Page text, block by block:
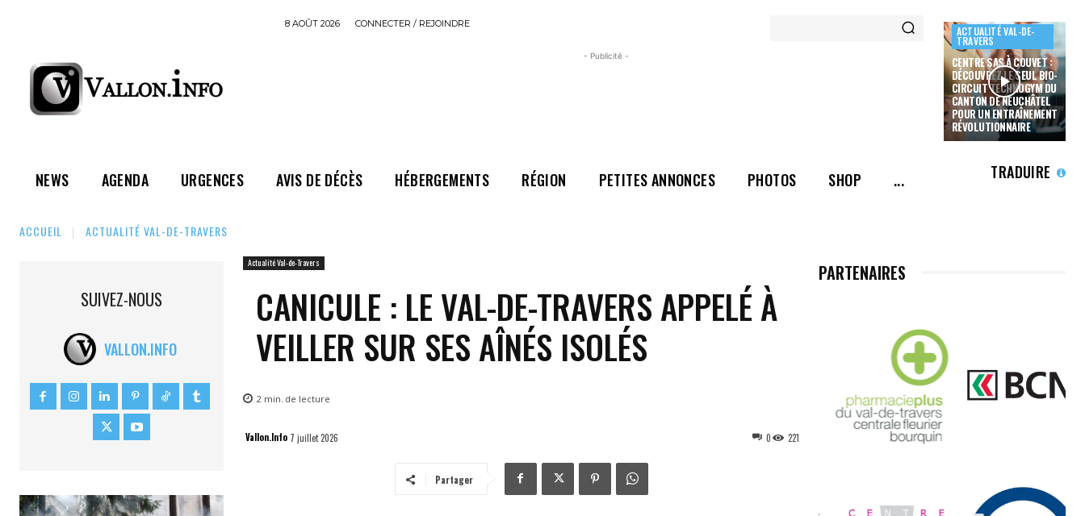
8 AOÛT 2026 CONNECTER / REJOINDRE
- Publicité -
ACTUALITÉ VAL-DE-
TRAVERS
CENTRE SAS À COUVET :
DÉCOUVREZ LE SEUL BIO-
CIRCUIT TECHNOGYM DU
CANTON DE NEUCHÂTEL
POUR UN ENTRAÎNEMENT
RÉVOLUTIONNAIRE
NEWS AGENDA URGENCES AVIS DE DÉCÈS HÉBERGEMENTS RÉGION PETITES ANNONCES PHOTOS SHOP ... TRADUIRE
ACCUEIL ACTUALITÉ VAL-DE-TRAVERS
SUIVEZ-NOUS
VALLON.INFO
Actualité Val-de-Travers
CANICULE : LE VAL-DE-TRAVERS APPELÉ À
VEILLER SUR SES AÎNÉS ISOLÉS
2 min. de lecture
Vallon.Info 7 juillet 2026 221
0
Partager
PARTENAIRES